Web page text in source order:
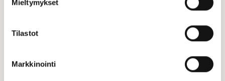
Mieltymykset
Tilastot
Markkinointi